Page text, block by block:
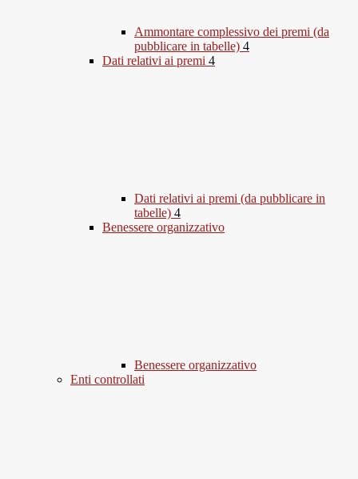
Ammontare complessivo dei premi (da
pubblicare in tabelle) 4
Dati relativi ai premi 4
Dati relativi ai premi (da pubblicare in
tabelle) 4
Benessere organizzativo
Benessere organizzativo
Enti controllati